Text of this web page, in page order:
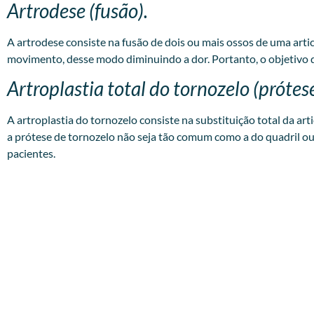
Artrodese (fusão).
A artrodese consiste na fusão de dois ou mais ossos de uma
movimento, desse modo diminuindo a dor. Portanto, o
Artroplastia total do tornozelo
A artroplastia do tornozelo consiste na substituição total da
a prótese de tornozelo não seja tão comum como a do quadril
pacientes.